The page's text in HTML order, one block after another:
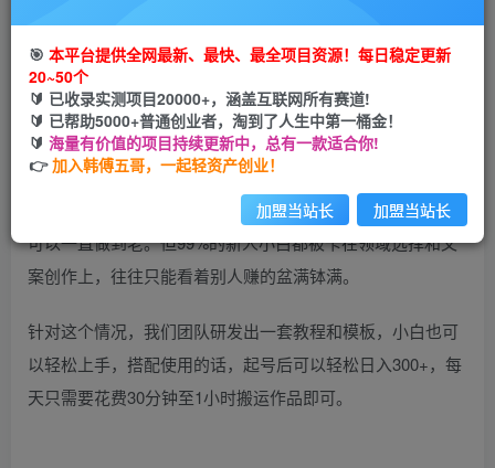
您暂无购买权限，请先开通会员
开通会员
西瓜中视频项目是一个老项目，可以说是平台不倒，项目就
可以一直做到老。但99%的新人小白都被卡在领域选择和文
案创作上，往往只能看着别人赚的盆满钵满。
针对这个情况，我们团队研发出一套教程和模板，小白也可
以轻松上手，搭配使用的话，起号后可以轻松日入300+，每
天只需要花费30分钟至1小时搬运作品即可。
🎯 本平台提供全网最新、最快、最全项目资源！每日稳定更新
20~50个
🔰 已收录实测项目20000+，涵盖互联网所有赛道!
🔰 已帮助5000+普通创业者，淘到了人生中第一桶金！
🔰 海量有价值的项目持续更新中，总有一款适合你!
👉加入韩傅五哥，一起轻资产创业！
加盟当站长 加盟当站长